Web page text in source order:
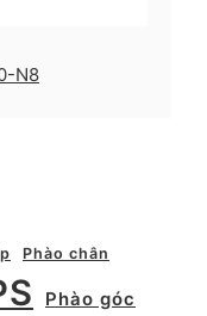
N8
Phào chân
Phào góc